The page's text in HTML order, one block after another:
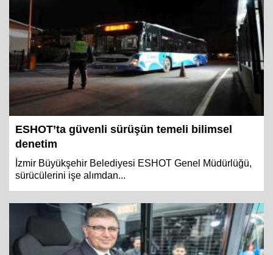
ESHOT’ta güvenli sürüşün temeli bilimsel
denetim
İzmir Büyükşehir Belediyesi ESHOT Genel Müdürlüğü,
sürücülerini işe alımdan...